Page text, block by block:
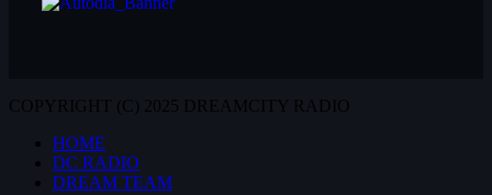
COPYRIGHT (C) 2025 DREAMCITY RADIO
HOME
DC RADIO
DREAM TEAM